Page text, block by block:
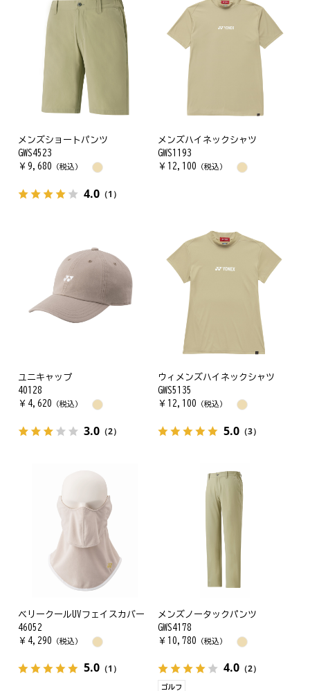
メンズショートパンツ
GWS4523
￥ 9,680 （税込）
4.0 （1）
メンズハイネックシャツ
GWS1193
￥ 12,100 （税込）
ユニキャップ
40128
￥ 4,620 （税込）
3.0 （2）
ウィメンズハイネックシャツ
GWS5135
￥ 12,100 （税込）
5.0（3）
ベリークールUVフェイスカバー
46052
￥ 4,290 （税込）
5.0 （1）
メンズノータックパンツ
GWS4178
￥ 10,780 （税込）
4.0（2）
ゴルフ